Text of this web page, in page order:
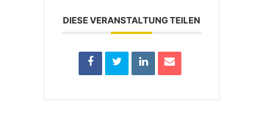
DIESE VERANSTALTUNG TEILEN